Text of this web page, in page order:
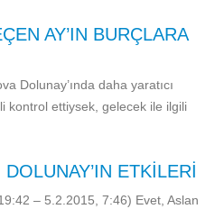
AY’IN BURÇLARA
Dolunay’ında daha yaratıcı
kontrol ettiysek, gelecek ile ilgili
ETKİLERİ
– 5.2.2015, 7:46) Evet, Aslan